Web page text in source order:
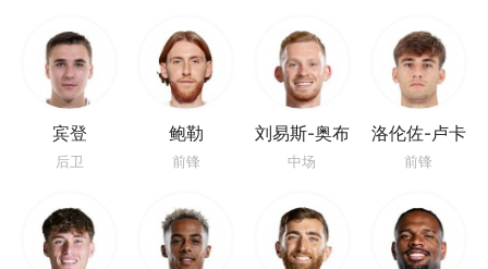
宾登
后卫
鲍勒
前锋
刘易斯-奥布
赖恩
中场
洛伦佐-卢卡
前锋